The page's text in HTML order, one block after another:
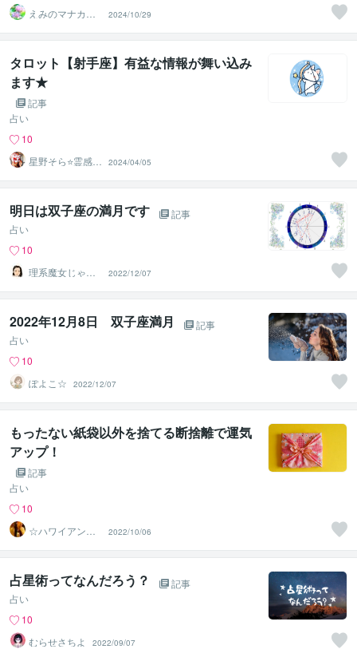
えみのマナカー
ドと星よみ
2024/10/29
タロット【射手座】有益な情報が舞い込み
ます★
記事
占い
10
星野そら⭐️霊感タ
ロット占い師⭐️
2024/04/05
明日は双子座の満月です
記事
占い
10
理系魔女じゃす
みん
2022/12/07
2022年12月8日 双子座満月
記事
占い
10
ぽよこ☆
2022/12/07
もったない紙袋以外を捨てる断捨離で運気
アップ！
記事
占い
10
☆ハワイアンス
ピリチュル☆～
ハナイノウエ
2022/10/06
占星術ってなんだろう？
記事
占い
10
むらせさちよ
2022/09/07